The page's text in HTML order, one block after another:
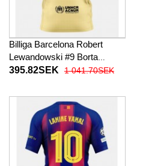
Billiga Barcelona Robert
Lewandowski #9 Borta
fotbollskläder 2025-26
395.82SEK 1 041.70SEK